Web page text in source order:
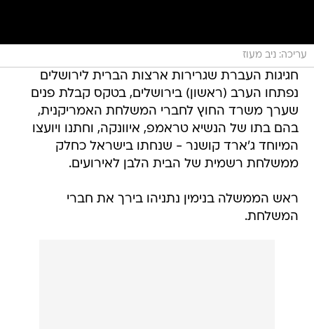
עריכה: ניב מעוז
חגיגות העברת שגרירות ארצות הברית לירושלים
נפתחו הערב (ראשון) בירושלים, בטקס קבלת פנים
שערך משרד החוץ לחברי המשלחת האמריקנית,
בהם בתו של הנשיא טראמפ, איוונקה, וחתנו ויועצו
המיוחד ג'ארד קושנר - שנחתו בישראל כחלק
ממשלחת רשמית של הבית הלבן לאירועים.
ראש הממשלה בנימין נתניהו בירך את חברי
המשלחת.